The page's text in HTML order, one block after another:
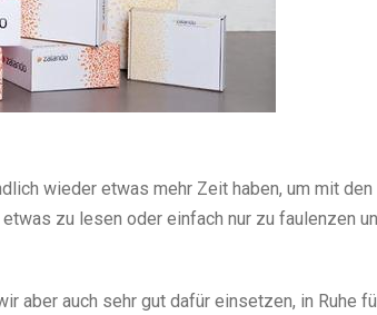
wieder etwas mehr Zeit haben, um mit den
zu lesen oder einfach nur zu faulenzen
aber auch sehr gut dafür einsetzen, in Ruhe